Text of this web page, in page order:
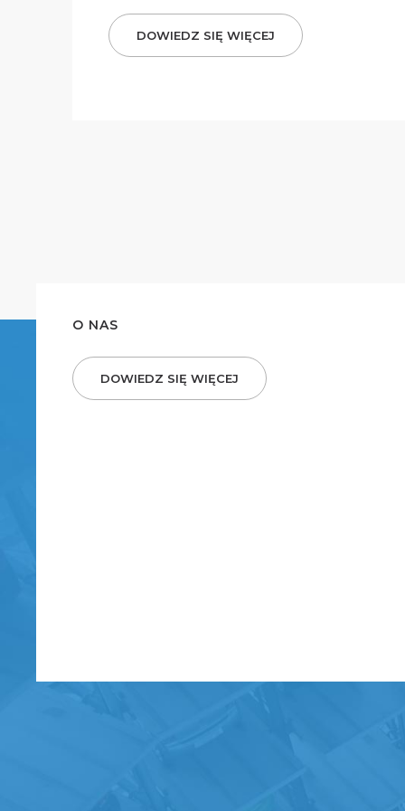
DOWIEDZ SIĘ WIĘCEJ
O NAS
DOWIEDZ SIĘ WIĘCEJ